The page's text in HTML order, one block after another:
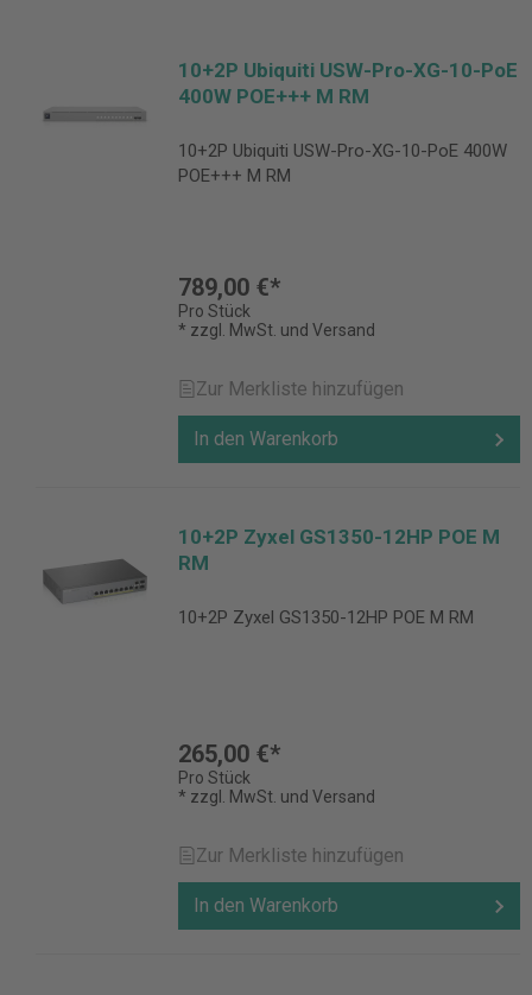
10+2P Ubiquiti USW-Pro-XG-10-PoE
400W POE+++ M RM
10+2P Ubiquiti USW-Pro-XG-10-PoE 400W
POE+++ M RM
789,00 €*
Pro Stück
* zzgl. MwSt. und Versand
Zur Merkliste hinzufügen
In den Warenkorb
10+2P Zyxel GS1350-12HP POE M
RM
10+2P Zyxel GS1350-12HP POE M RM
265,00 €*
Pro Stück
* zzgl. MwSt. und Versand
Zur Merkliste hinzufügen
In den Warenkorb